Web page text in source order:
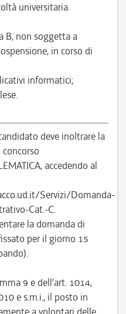
universitaria.
B, non soggetta a
in corso di
informatici;
deve inoltrare la
accedendo al
Servizi/Domanda-
Cat.-C.
la domanda di
per il giorno 15
9 e dell’art. 1014,
e s.m.i., il posto in